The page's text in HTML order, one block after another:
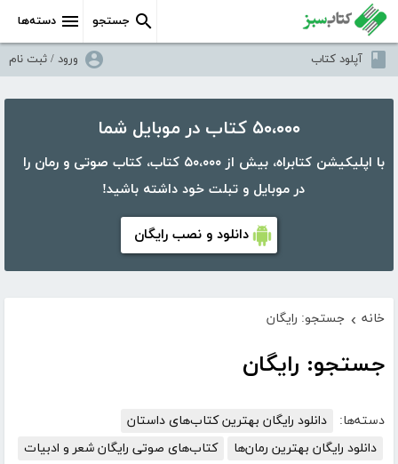
دسته‌ها جستجو
آپلود کتاب ورود / ثبت نام
۵۰،۰۰۰ کتاب در موبایل شما
با اپلیکیشن کتابراه، بیش از ۵۰،۰۰۰ کتاب، کتاب صوتی و رمان را
در موبایل و تبلت خود داشته باشید!
دانلود و نصب رایگان
خانه › جستجو: رایگان
جستجو: رایگان
دسته‌ها:
دانلود رایگان بهترین کتاب‌های داستان
دانلود رایگان بهترین رمان‌ها
کتاب‌های صوتی رایگان شعر و ادبیات